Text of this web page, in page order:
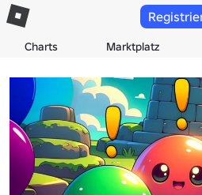
Charts Marktplatz